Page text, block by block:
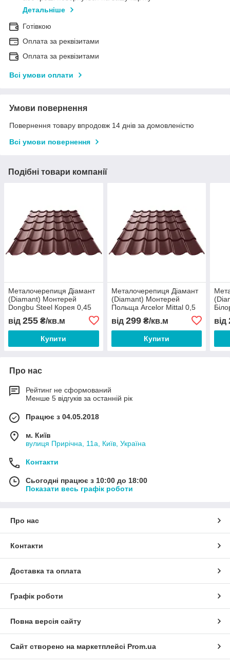
Детальніше
Готівкою
Оплата за реквізитами
Оплата за реквізитами
Всі умови оплати
Умови повернення
Повернення товару впродовж 14 днів за домовленістю
Всі умови повернення
Подібні товари компанії
Металочерепиця Діамант
(Diamant) Монтерей
Dongbu Steel Корея 0,45
(поставка тільки в КИЇВ І
ОБЛ.)
від 255 ₴/кв.м
Купити
Металочерепиця Діамант
(Diamant) Монтерей
Польща Arcelor Mittal 0,5
РЕМА (поставка тільки в
КИЇВ І ОБЛ.)
від 299₴/кв.м
Купити
від
Про нас
Рейтинг не сформований
Менше 5 відгуків за останній рік
Працює з 04.05.2018
м. Київ
вулиця Прирічна, 11а, Київ, Україна
Контакти
Сьогодні працює з 10:00 до 18:00
Показати весь графік роботи
Про нас
Контакти
Доставка та оплата
Графік роботи
Повна версія сайту
Сайт створено на маркетплейсі Prom.ua